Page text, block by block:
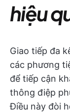
hiệu
Giao tiếp đa
các phương
để tiếp cận
thông điệp
Điều này đòi